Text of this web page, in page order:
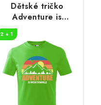
Dětské tričko
Adventure is
worthwhile
2 + 1